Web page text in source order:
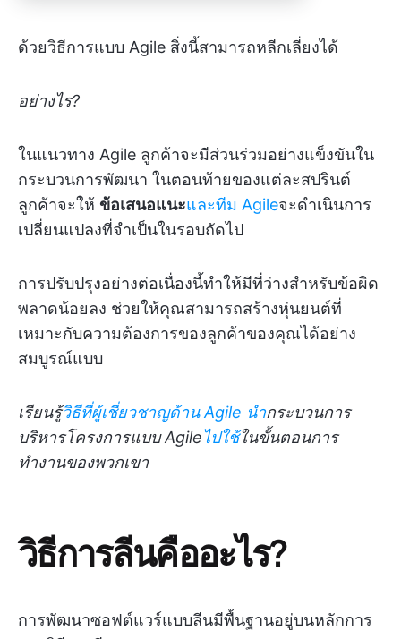
ด้วยวิธีการแบบ Agile สิ่งนี้สามารถหลีกเลี่ยงได้
อย่างไร?
ในแนวทาง Agile ลูกค้าจะมีส่วนร่วมอย่างแข็งขันใน
กระบวนการพัฒนา ในตอนท้ายของแต่ละสปรินต์
ลูกค้าจะให้ ข้อเสนอแนะและทีม Agileจะดำเนินการ
เปลี่ยนแปลงที่จำเป็นในรอบถัดไป
การปรับปรุงอย่างต่อเนื่องนี้ทำให้มีที่ว่างสำหรับข้อผิด
พลาดน้อยลง ช่วยให้คุณสามารถสร้างหุ่นยนต์ที่
เหมาะกับความต้องการของลูกค้าของคุณได้อย่าง
สมบูรณ์แบบ
เรียนรู้วิธีที่ผู้เชี่ยวชาญด้าน Agile นำกระบวนการ
บริหารโครงการแบบ Agileไปใช้ในขั้นตอนการ
ทำงานของพวกเขา
วิธีการลีนคืออะไร?
การพัฒนาซอฟต์แวร์แบบลีนมีพื้นฐานอยู่บนหลักการ